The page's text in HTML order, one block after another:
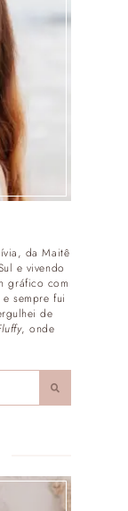
da Maitê
e vivendo
gráfico com
sempre fui
de
, onde